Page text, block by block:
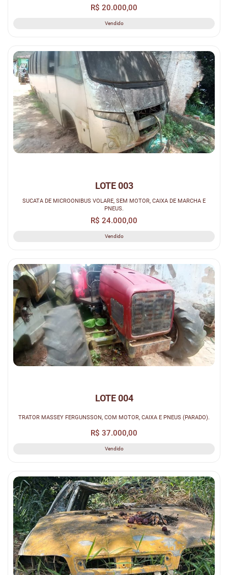
R$ 20.000,00
Vendido
LOTE 003
SUCATA DE MICROONIBUS VOLARE, SEM MOTOR, CAIXA DE MARCHA E
PNEUS.
R$ 24.000,00
Vendido
LOTE 004
TRATOR MASSEY FERGUNSSON, COM MOTOR, CAIXA E PNEUS (PARADO).
R$ 37.000,00
Vendido